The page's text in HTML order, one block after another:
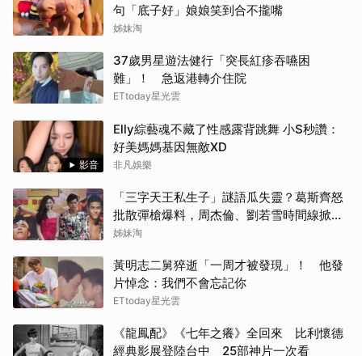
句「底子好」娘娘笑到合不攏嘴
姊妹淘
37歲男星遊法健行「突長紅疹吞嚥困
難」！ 急返港轉介住院
ETtoday星光雲
影音
Elly綜藝魂不藏了性感露背跳舞 小S秒讚：
好美媽媽基因無敵XD
非凡娛樂
「三字天王私生子」謎語瓜失靈？葛斯齊怒
批散彈槍爆料，周杰倫、劉若雪時間線掀熱
議
姊妹淘
黃明志二舅猝逝「一周才被發現」！ 他發
片悼念：我們不會忘記你
ETtoday星光雲
《龍鳳配》《七年之癢》全回來 比利懷德
經典影展登陸台中 25部神片一次看